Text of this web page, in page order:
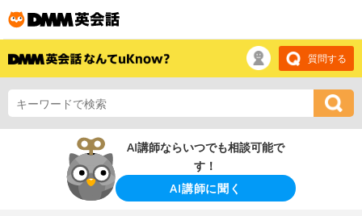
質問する
AI講師ならいつでも相談可能で
す！
AI講師に聞く